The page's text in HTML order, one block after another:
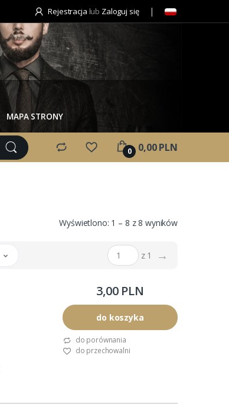
Rejestracja lub Zaloguj się
MAPA STRONY
0 0,00 PLN
Wyświetlono: 1 – 8 z 8 wyników
z 1 →
3,00 PLN
do koszyka
do porównania
do przechowalni